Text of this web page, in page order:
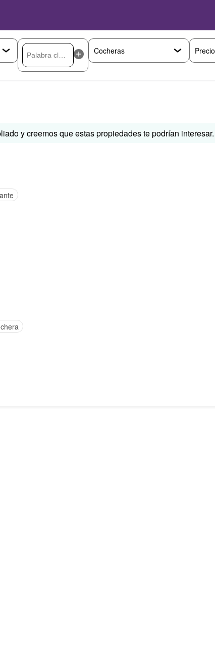
Precio
y creemos que estas propiedades te podrían interesar.